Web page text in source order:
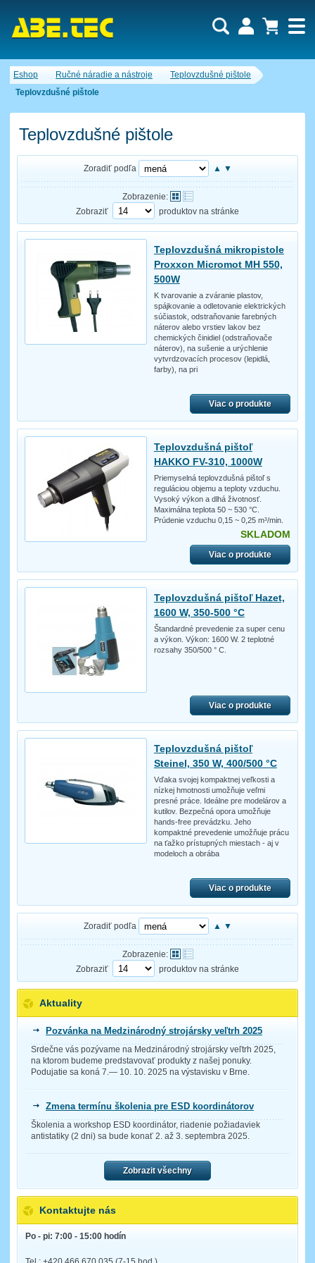
Eshop Ručné náradie a nástroje
Teplovzdušné pištole
Teplovzdušné pištole
Teplovzdušné pištole
Zoradiť podľa ▲ ▼
Zobrazenie:
Zobraziť
produktov na stránke
Teplovzdušná mikropistole
Proxxon Micromot MH 550,
500W
K tvarovanie a zváranie plastov,
spájkovanie a odletovanie elektrických
súčiastok, odstraňovanie farebných
náterov alebo vrstiev lakov bez
chemických činidiel (odstraňovače
náterov), na sušenie a urýchlenie
vytvrdzovacích procesov (lepidlá,
farby), na pri
Viac o produkte
Teplovzdušná pištoľ
HAKKO FV-310, 1000W
Priemyselná teplovzdušná pištoľ s
reguláciou objemu a teploty vzduchu.
Vysoký výkon a dlhá životnosť.
Maximálna teplota 50 ~ 530 °C.
Prúdenie vzduchu 0,15 ~ 0,25 m³/min.
SKLADOM
Viac o produkte
Teplovzdušná pištoľ Hazet,
1600 W, 350-500 °C
Štandardné prevedenie za super cenu
a výkon. Výkon: 1600 W. 2 teplotné
rozsahy 350/500 ° C.
Viac o produkte
Teplovzdušná pištoľ
Steinel, 350 W, 400/500 °C
Vďaka svojej kompaktnej veľkosti a
nízkej hmotnosti umožňuje veľmi
presné práce. Ideálne pre modelárov a
kutilov. Bezpečná opora umožňuje
hands-free prevádzku. Jeho
kompaktné prevedenie umožňuje prácu
na ťažko prístupných miestach - aj v
modeloch a obrába
Viac o produkte
Zoradiť podľa ▲ ▼
Zobrazenie:
Zobraziť
produktov na stránke
Aktuality
Pozvánka na Medzinárodný strojársky veľtrh 2025
Srdečne vás pozývame na Medzinárodný strojársky veľtrh 2025,
na ktorom budeme predstavovať produkty z našej ponuky.
Podujatie sa koná 7.— 10. 10. 2025 na výstavisku v Brne.
Zmena termínu školenia pre ESD koordinátorov
Školenia a workshop ESD koordinátor, riadenie požiadaviek
antistatiky (2 dni) sa bude konať 2. až 3. septembra 2025.
Zobrazit všechny
Kontaktujte nás
Po - pi: 7:00 - 15:00 hodín
Dopytový košík je prázdny!
Počet produktov:0